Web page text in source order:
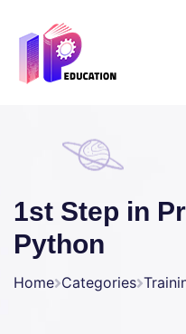
1st Step in
Python
Home Categories